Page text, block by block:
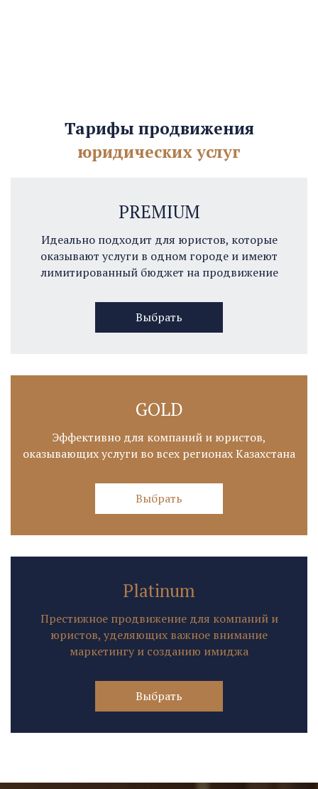
Тарифы продвижения
юридических услуг
PREMIUM
Идеально подходит для юристов, которые
оказывают услуги в одном городе и имеют
лимитированный бюджет на продвижение
Выбрать
GOLD
Эффективно для компаний и юристов,
оказывающих услуги во всех регионах Казахстана
Выбрать
Platinum
Престижное продвижение для компаний и
юристов, уделяющих важное внимание
маркетингу и созданию имиджа
Выбрать